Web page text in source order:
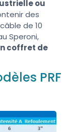
ou
des
de 10
Speroni,
coffret de
PRF